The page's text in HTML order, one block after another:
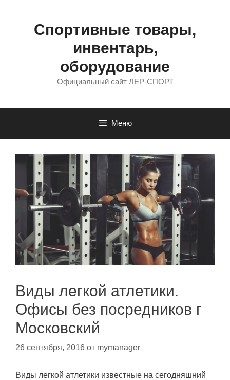
содержимомуСпортивные товары,
инвентарь,
оборудование
Официальный сайт ЛЕР-СПОРТ
Меню
Виды легкой атлетики.
Офисы без посредников г
Московский
26 сентября, 2016 от mymanager
Виды легкой атлетики известные на сегодняшний